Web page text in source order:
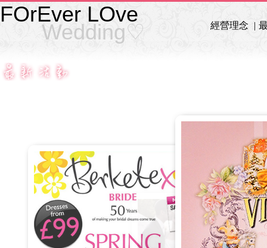
FOrEver LOve
Wedding♡ 經營理念 |